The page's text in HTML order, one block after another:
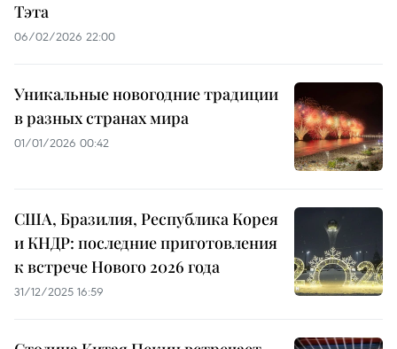
Тэта
06/02/2026 22:00
Уникальные новогодние традиции
в разных странах мира
01/01/2026 00:42
США, Бразилия, Республика Корея
и КНДР: последние приготовления
к встрече Нового 2026 года
31/12/2025 16:59